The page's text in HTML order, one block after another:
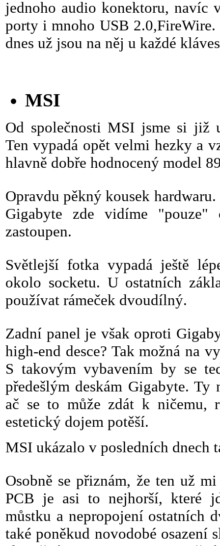
jednoho audio konektoru, navíc
porty i mnoho USB
dnes už jsou na něj u každé
MSI
Od společnosti MSI jsme si již
Ten vypadá opět velmi hezky a
hlavně dobře hodnocený model
Opravdu pěkný kousek
Gigabyte zde vidíme
zastoupen.
Světlejší fotka vypadá ještě
okolo socketu. U ostatních
používat rámeček dvoudílný.
Zadní panel je však oproti
high-end desce? Tak možná na
S takovým vybavením by se
předešlým deskám Gigabyte.
ač se to může zdát k ničemu,
estetický dojem potěší.
MSI ukázalo v posledních dnech
Osobně se přiznám, že ten už
PCB je asi to nejhorší, které
můstku a nepropojení ostatních
také poněkud novodobé